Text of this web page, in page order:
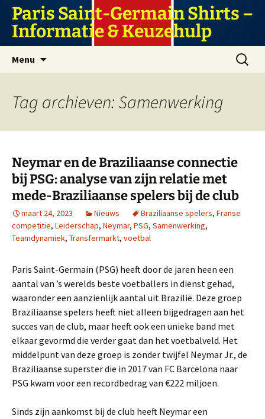
naar
inhoud
Paris Saint-Germain Shirts –
Informatie & Keuzehulp
Menu
Zoeken
naar:
Tag archieven: Samenwerking
Neymar en de Braziliaanse connectie
bij PSG: analyse van zijn relatie met
mede-Braziliaanse spelers bij de club
maart 24, 2023 Nieuws Braziliaanse spelers, Franse
competitie, Leiderschap, Neymar, PSG, Samenwerking,
Teamdynamiek, Transfermarkt, voetbal
Paris Saint-Germain (PSG) heeft door de jaren heen een
aantal van ’s werelds beste voetballers in dienst gehad,
waaronder een aanzienlijk aantal uit Brazilië. Deze groep
Braziliaanse spelers heeft niet alleen bijgedragen aan het
succes van de club, maar heeft ook een unieke band met
elkaar gevormd die verder gaat dan het voetbalveld. Het
middelpunt van deze groep is zonder twijfel Neymar Jr., de
Braziliaanse superster die in 2017 van FC Barcelona naar
PSG kwam voor een recordbedrag van €222 miljoen.
Sinds zijn aankomst bij de club heeft Neymar een